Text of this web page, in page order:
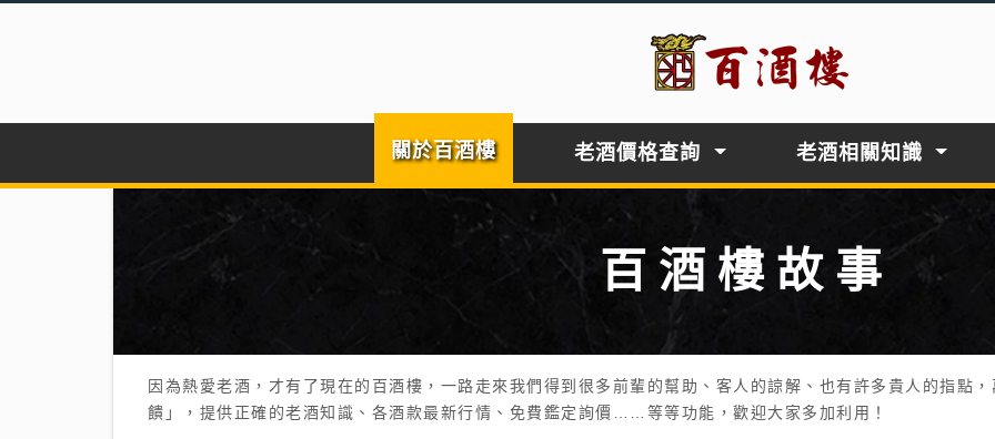
關於百酒樓 老酒價格查詢 老酒相關知識
百酒樓故事
因為熱愛老酒，才有了現在的百酒樓，一路走來我們得到很多前輩的幫助、客人的諒解、也有許多貴人的指點
饋」，提供正確的老酒知識、各酒款最新行情、免費鑑定詢價……等等功能，歡迎大家多加利用！